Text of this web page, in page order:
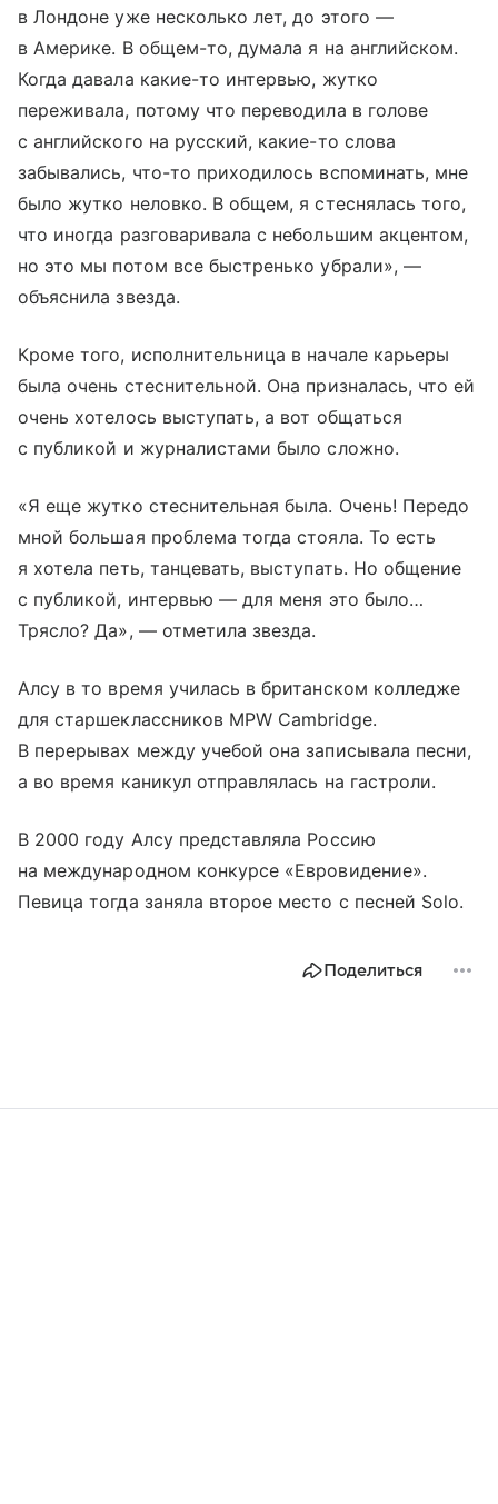
в Лондоне уже несколько лет, до этого —
в Америке. В общем-то, думала я на английском.
Когда давала какие-то интервью, жутко
переживала, потому что переводила в голове
с английского на русский, какие-то слова
забывались, что-то приходилось вспоминать, мне
было жутко неловко. В общем, я стеснялась того,
что иногда разговаривала с небольшим акцентом,
но это мы потом все быстренько убрали», —
объяснила звезда.
Кроме того, исполнительница в начале карьеры
была очень стеснительной. Она призналась, что ей
очень хотелось выступать, а вот общаться
с публикой и журналистами было сложно.
«Я еще жутко стеснительная была. Очень! Передо
мной большая проблема тогда стояла. То есть
я хотела петь, танцевать, выступать. Но общение
с публикой, интервью — для меня это было…
Трясло? Да», — отметила звезда.
Алсу в то время училась в британском колледже
для старшеклассников MPW Cambridge.
В перерывах между учебой она записывала песни,
а во время каникул отправлялась на гастроли.
В 2000 году Алсу представляла Россию
на международном конкурсе «Евровидение».
Певица тогда заняла второе место с песней Solo.
Поделиться